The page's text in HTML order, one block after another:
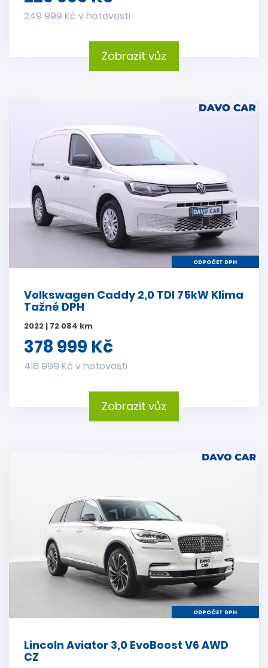
249 999 Kč v hotovosti
Zobrazit vůz
ODPOČET DPH
Volkswagen Caddy 2,0 TDI 75kW Klima
Tažné DPH
2022 | 72 084 km
378 999 Kč
418 999 Kč v hotovosti
Zobrazit vůz
ODPOČET DPH
Lincoln Aviator 3,0 EvoBoost V6 AWD
CZ